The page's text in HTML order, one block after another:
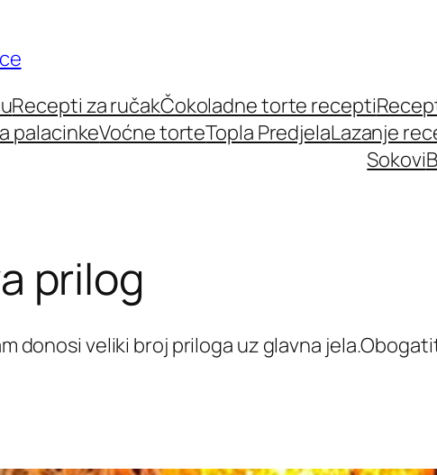
Recepti za ručakČokoladne torte recepti
palacinkeVoćne torteTopla PredjelaLazanje
Sokovi
prilog
donosi veliki broj priloga uz glavna